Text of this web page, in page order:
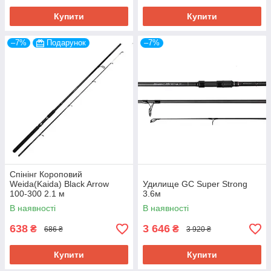
доступні в різних варіантах довжини. Мають
неопренове руків’я та бланк, який виготовлений з
Дізнатися більше
Чому ми? Переваги інтернет-
магазину Daily Fishing
ВЕЛИКИЙ ВИБІР
Купити Купити
–7% Подарунок
Спінінг Короповий
Weida(Kaida) Black Arrow
100-300 2.1 м
В наявності
638 ₴ 686 ₴
Купити
–7%
Удилище GC Super Strong
3.6м
В наявності
3 646 ₴ 3 920 ₴
Купити